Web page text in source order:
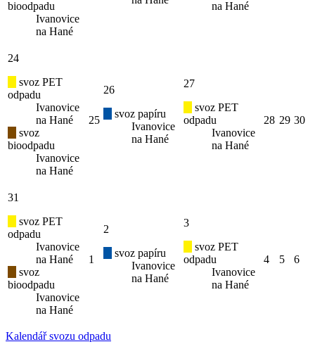
bioodpadu
Ivanovice
na Hané
na Hané
24
svoz PET
odpadu
Ivanovice
na Hané
svoz
bioodpadu
Ivanovice
na Hané
25
26
svoz papíru
Ivanovice
na Hané
27
svoz PET
odpadu
Ivanovice
na Hané
28 29 30
31
svoz PET
odpadu
Ivanovice
na Hané
svoz
bioodpadu
Ivanovice
na Hané
1
2
svoz papíru
Ivanovice
na Hané
3
svoz PET
odpadu
Ivanovice
na Hané
4 5 6
Kalendář svozu odpadu